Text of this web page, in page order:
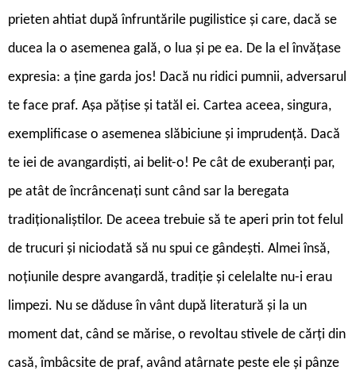
prieten ahtiat după înfruntările pugilistice și care, dacă se
ducea la o asemenea gală, o lua și pe ea. De la el învățase
expresia: a ține garda jos! Dacă nu ridici pumnii, adversarul
te face praf. Așa pățise și tatăl ei. Cartea aceea, singura,
exemplificase o asemenea slăbiciune și imprudență. Dacă
te iei de avangardiști, ai belit-o! Pe cât de exuberanți par,
pe atât de încrâncenați sunt când sar la beregata
tradiționaliștilor. De aceea trebuie să te aperi prin tot felul
de trucuri și niciodată să nu spui ce gândești. Almei însă,
noțiunile despre avangardă, tradiție și celelalte nu-i erau
limpezi. Nu se dăduse în vânt după literatură și la un
moment dat, când se mărise, o revoltau stivele de cărți din
casă, îmbâcsite de praf, având atârnate peste ele și pânze